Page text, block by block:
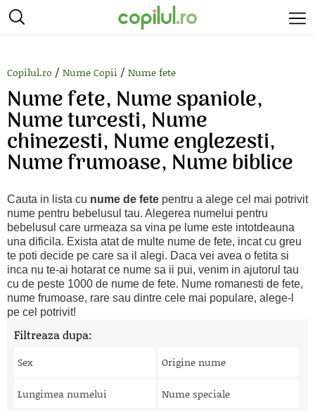
Copilul.ro / Nume Copii / Nume fete
Nume fete, Nume spaniole,
Nume turcesti, Nume
chinezesti, Nume englezesti,
Nume frumoase, Nume biblice
Cauta in lista cu nume de fete pentru a alege cel mai potrivit
nume pentru bebelusul tau. Alegerea numelui pentru
bebelusul care urmeaza sa vina pe lume este intotdeauna
una dificila. Exista atat de multe nume de fete, incat cu greu
te poti decide pe care sa il alegi. Daca vei avea o fetita si
inca nu te-ai hotarat ce nume sa ii pui, venim in ajutorul tau
cu de peste 1000 de nume de fete. Nume romanesti de fete,
nume frumoase, rare sau dintre cele mai populare, alege-l
pe cel potrivit!
Filtreaza dupa:
Sex Origine nume
Lungimea numelui Nume speciale